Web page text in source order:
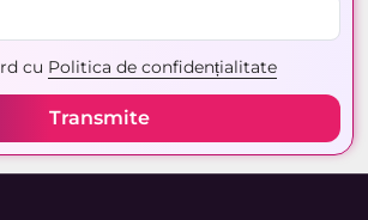
cu Politica de confidențialitate
Transmite